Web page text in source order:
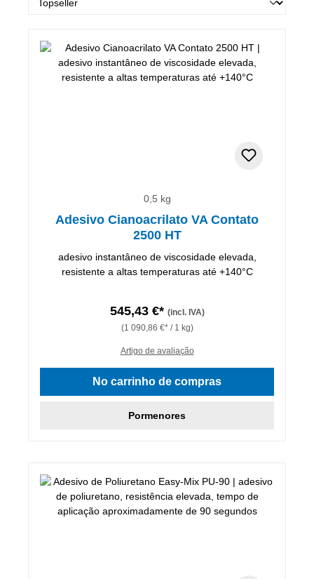
0,5 kg
Adesivo Cianoacrilato VA Contato
2500 HT
adesivo instantâneo de viscosidade elevada,
resistente a altas temperaturas até +140°C
545,43 €* (incl. IVA)
(1 090,86 €* / 1 kg)
Artigo de avaliação
No carrinho de compras
Pormenores